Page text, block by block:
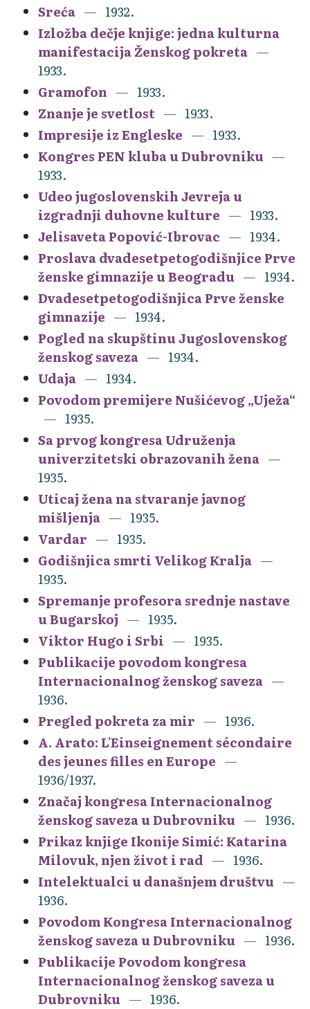
Sreća
1932.
Izložba dečje knjige: jedna kulturna
manifestacija Ženskog pokreta
1933.
Gramofon
1933.
Znanje je svetlost
1933.
Impresije iz Engleske
1933.
Kongres PEN kluba u Dubrovniku
1933.
Udeo jugoslovenskih Jevreja u
izgradnji duhovne kulture
1933.
Jelisaveta Popović-Ibrovac
1934.
Proslava dvadesetpetogodišnjice Prve
ženske gimnazije u Beogradu
1934.
Dvadesetpetogodišnjica Prve ženske
gimnazije
1934.
Pogled na skupštinu Jugoslovenskog
ženskog saveza
1934.
Udaja
1934.
Povodom premijere Nušićevog „Uježa“
1935.
Sa prvog kongresa Udruženja
univerzitetski obrazovanih žena
1935.
Uticaj žena na stvaranje javnog
mišljenja
1935.
Vardar
1935.
Godišnjica smrti Velikog Kralja
1935.
Spremanje profesora srednje nastave
u Bugarskoj
1935.
Viktor Hugo i Srbi
1935.
Publikacije povodom kongresa
Internacionalnog ženskog saveza
1936.
Pregled pokreta za mir
1936.
A. Arato: L'Einseignement sécondaire
des jeunes filles en Europe
1936/1937.
Značaj kongresa Internacionalnog
ženskog saveza u Dubrovniku
1936.
Prikaz knjige Ikonije Simić: Katarina
Milovuk, njen život i rad
1936.
Intelektualci u današnjem društvu
1936.
Povodom Kongresa Internacionalnog
ženskog saveza u Dubrovniku
1936.
Publikacije Povodom kongresa
Internacionalnog ženskog saveza u
Dubrovniku
1936.